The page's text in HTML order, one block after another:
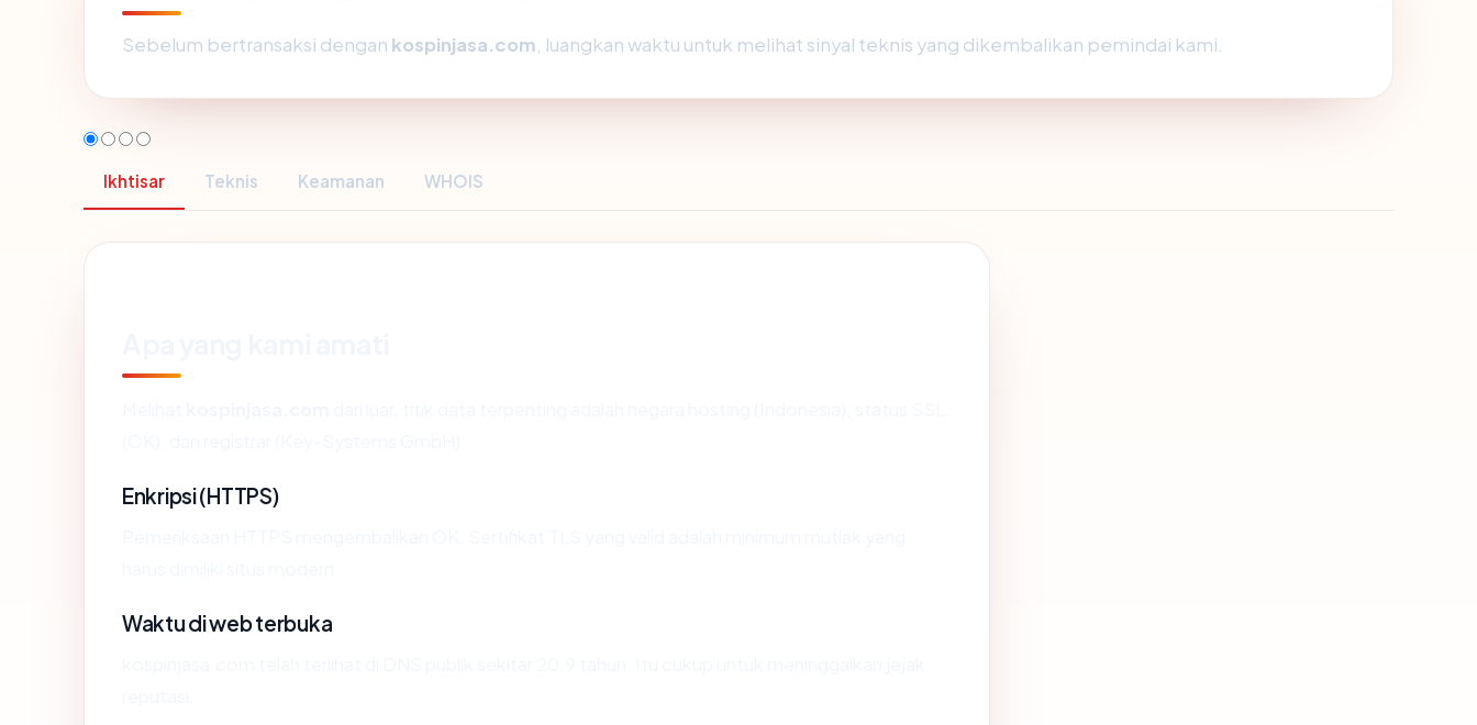
Sebelum bertransaksi dengan kospinjasa.com , luangkan waktu untuk melihat sinyal teknis yang dikembalikan pemindai kami.
Ikhtisar Teknis Keamanan WHOIS
Enkripsi (HTTPS)
Waktu di web terbuka